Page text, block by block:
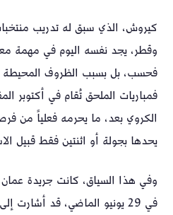
كيروش، الذي سبق له تدريب
وقطر، يجد نفسه اليوم في مهمة
فحسب، بل بسبب الظروف المحيطة
فمباريات الملحق تُقام في أكتوبر
الكروي بعد، ما يحرمه فعلياً من
يحدها بجولة أو اثنتين فقط قبيل
وفي هذا السياق، كانت جريدة
في 29 يونيو الماضي، قد